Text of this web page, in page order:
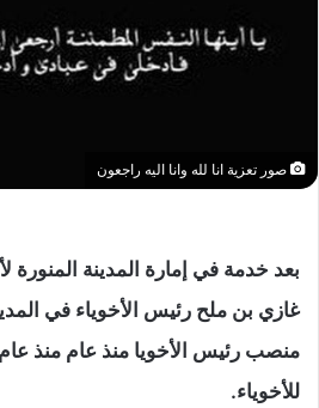
صور تعزية انا لله وانا اليه راجعون
غازي بن ملح رئيس الأخوياء في
للأخوياء.